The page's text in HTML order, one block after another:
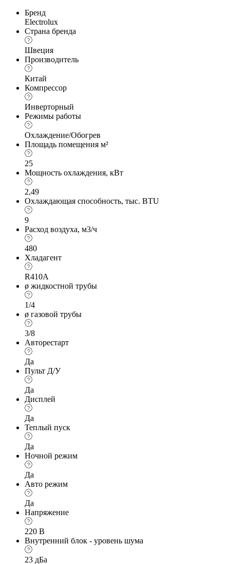
Бренд
Electrolux
Страна бренда
Швеция
Производитель
Китай
Компрессор
Инверторный
Режимы работы
Охлаждение/Обогрев
Площадь помещения м²
25
Мощность охлаждения, кВт
2,49
Охлаждающая способность, тыс. BTU
9
Расход воздуха, м3/ч
480
Хладагент
R410A
ø жидкостной трубы
1/4
ø газовой трубы
3/8
Авторестарт
Да
Пульт Д/У
Да
Дисплей
Да
Теплый пуск
Да
Ночной режим
Да
Авто режим
Да
Напряжение
220 В
Внутренний блок - уровень шума
23 дБа